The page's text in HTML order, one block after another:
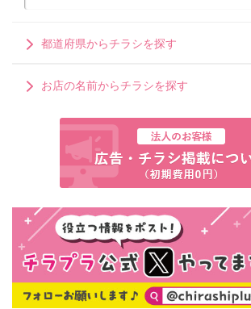
都道府県からチラシを探す
お店の名前からチラシを探す